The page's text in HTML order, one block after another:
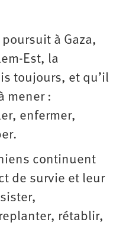
à Gaza,
Est, la
toujours, et qu’il
mener :
enfermer,
continuent
de survie et leur
rétablir,